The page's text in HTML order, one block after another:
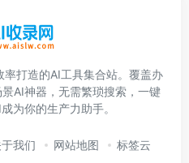
打造的AI工具集合站。覆盖办
AI神器，无需繁琐搜索，一键
为你的生产力助手。
我们 网站地图 标签云